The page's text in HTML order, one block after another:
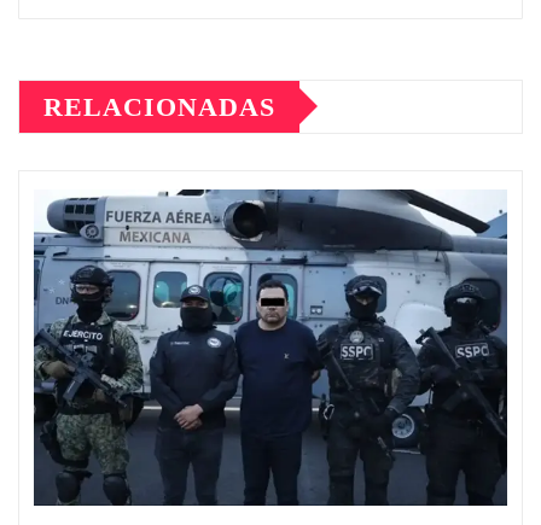
RELACIONADAS